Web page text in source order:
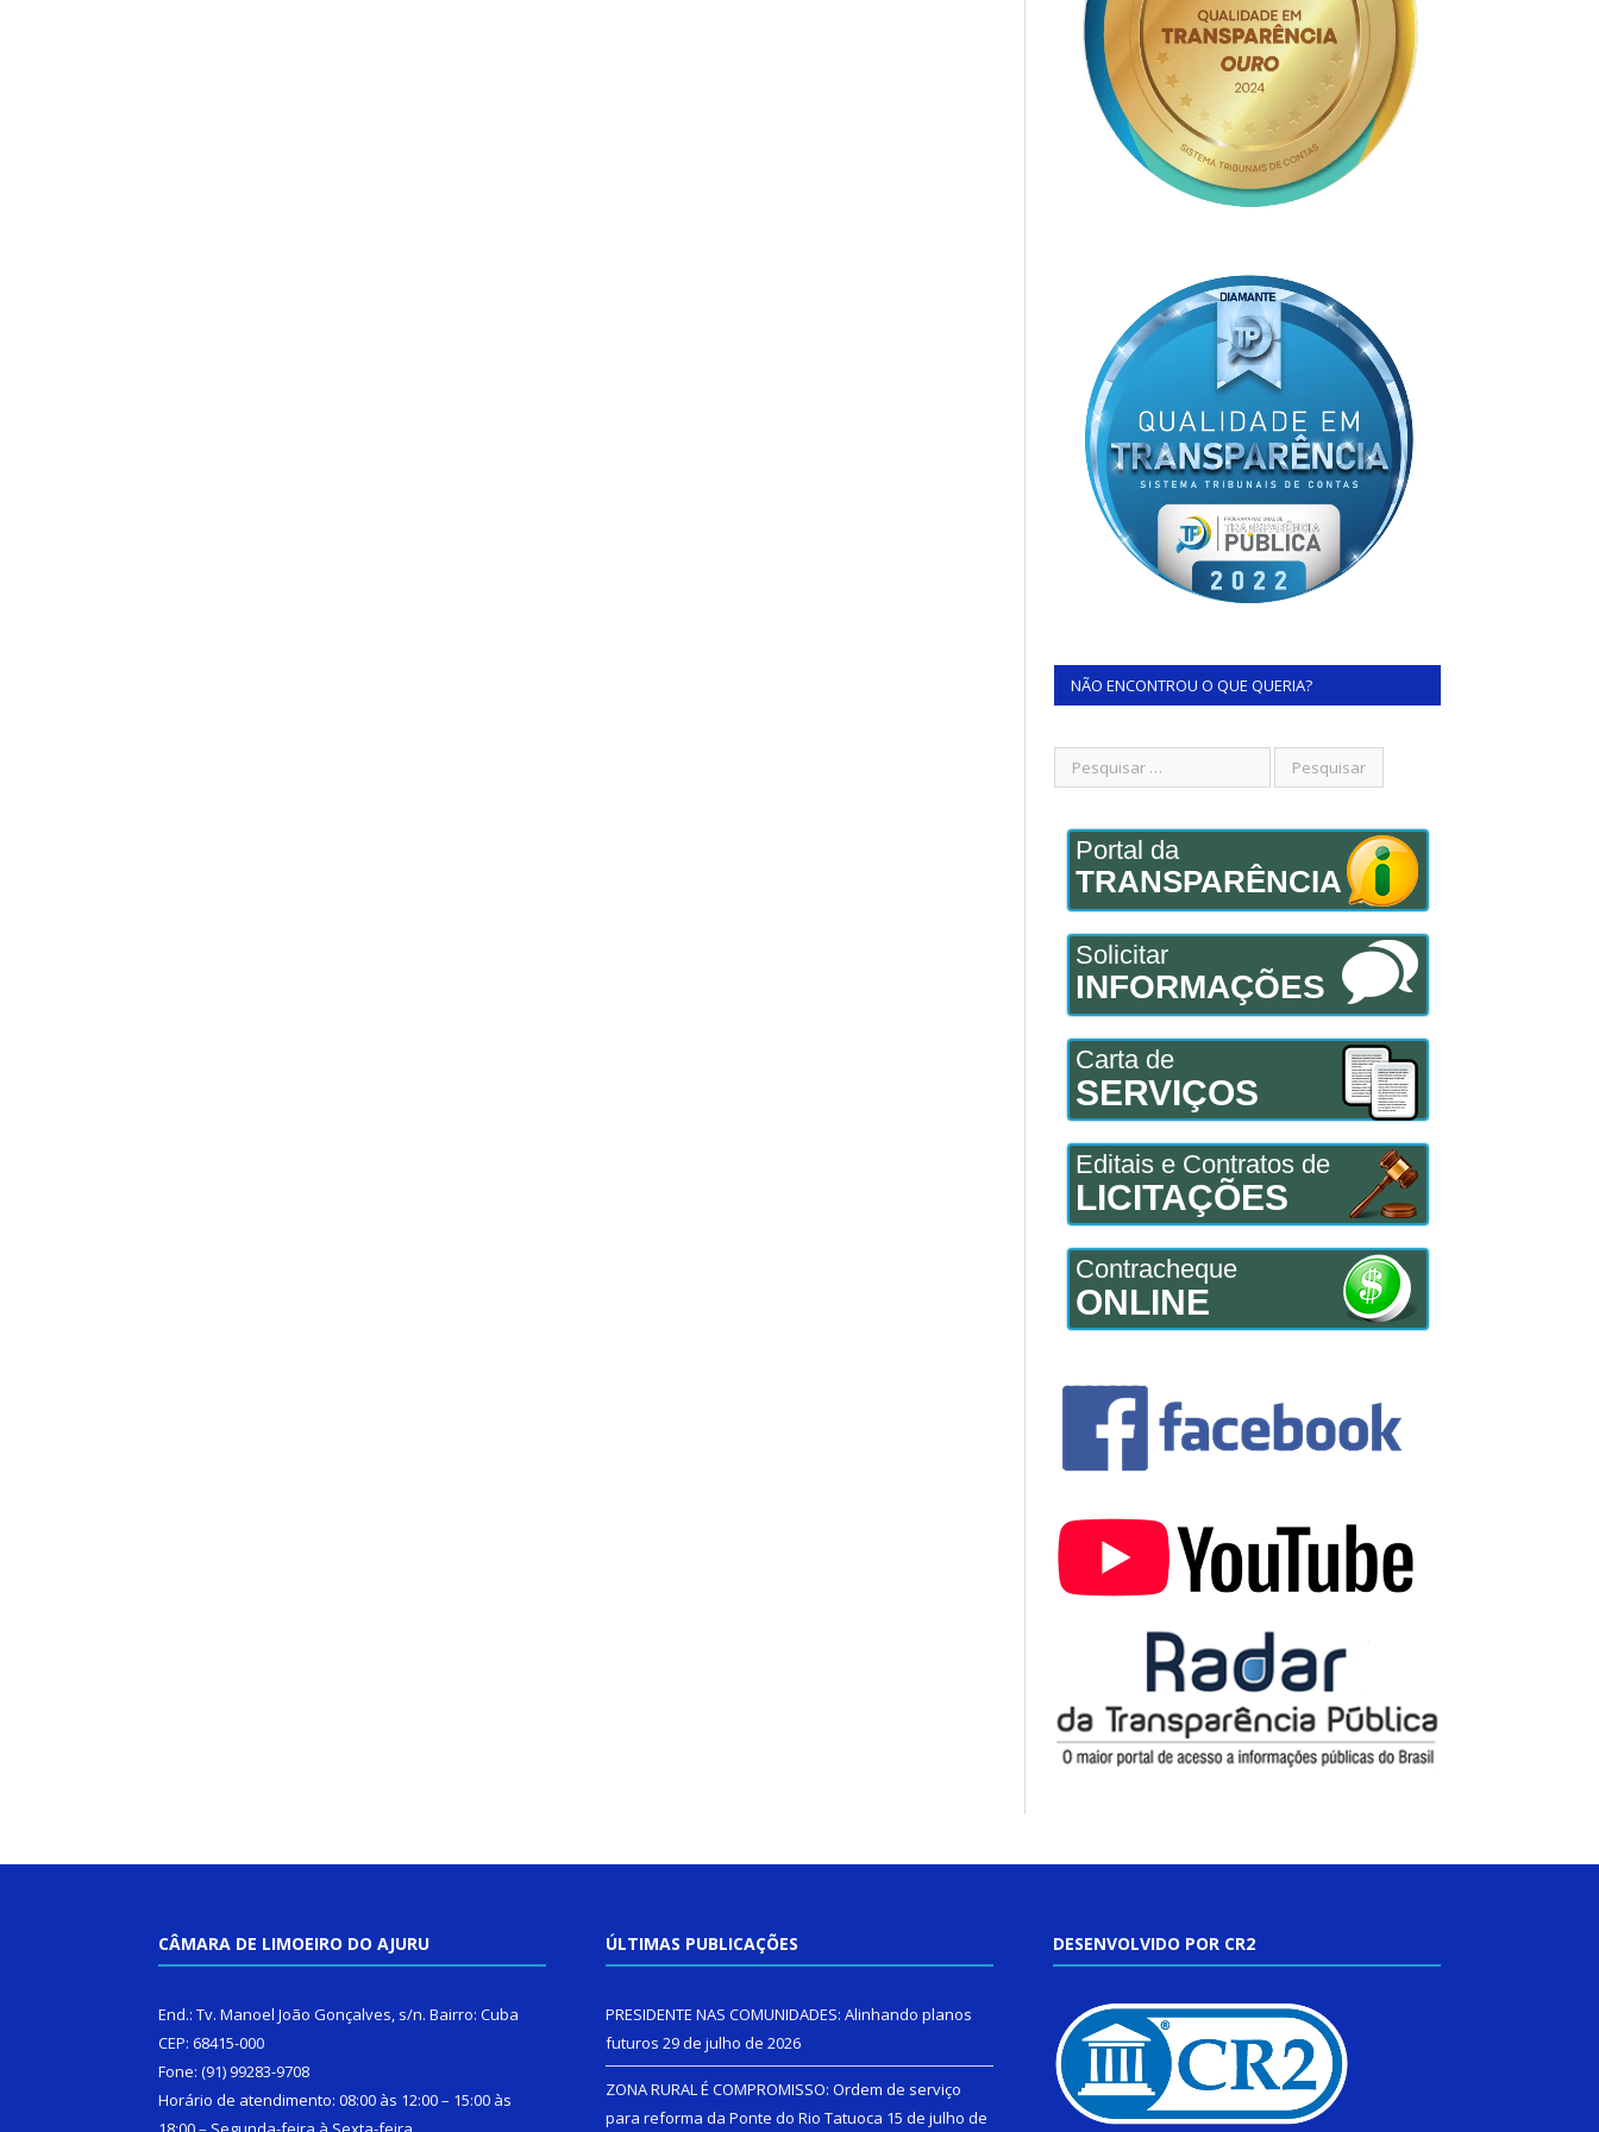
NÃO ENCONTROU O QUE QUERIA?
Portal da
TRANSPARÊNCIA
Solicitar
INFORMAÇÕES
Carta de
SERVIÇOS
Editais e Contratos de
LICITAÇÕES
Contracheque
ONLINE
CÂMARA DE LIMOEIRO DO AJURU
End.: Tv. Manoel João Gonçalves, s/n. Bairro: Cuba
CEP: 68415-000
Fone: (91) 99283-9708
Horário de atendimento: 08:00 às 12:00 – 15:00 às
ÚLTIMAS PUBLICAÇÕES
PRESIDENTE NAS COMUNIDADES: Alinhando planos
futuros 29 de julho de 2026
ZONA RURAL É COMPROMISSO: Ordem de serviço
para reforma da Ponte do Rio Tatuoca 15 de julho de
DESENVOLVIDO POR CR2